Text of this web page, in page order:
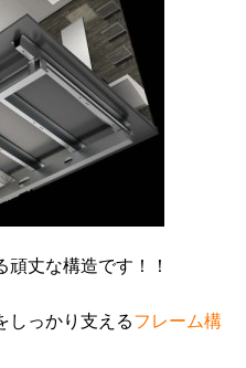
丈な構造です！！
しっかり支えるフレーム構